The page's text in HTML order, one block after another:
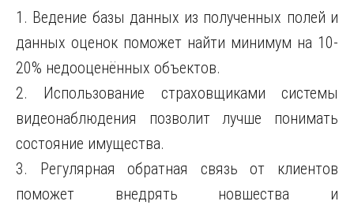
1. Ведение базы данных из полученных полей и
данных оценок поможет найти минимум на 10-
20% недооценённых объектов.
2. Использование страховщиками системы
видеонаблюдения позволит лучше понимать
состояние имущества.
3. Регулярная обратная связь от клиентов
поможет внедрять новшества и